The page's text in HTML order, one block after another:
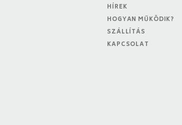
HÍREK
HOGYAN MŰKÖDIK?
SZÁLLÍTÁS
KAPCSOLAT